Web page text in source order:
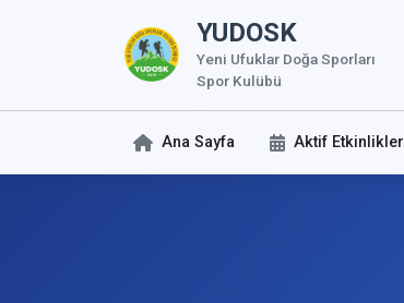
YUDOSK
Yeni Ufuklar Doğa Sporları
Spor Kulübü
Ana Sayfa Aktif Etkinlikler